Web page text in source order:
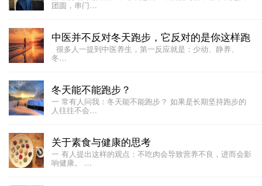
团圆，串门…
中医并不反对冬天跑步，它反对的是你这样跑
很多人一提到中医养生，第一反应就是：少动、静养、
冬…
冬天能不能跑步？
一 常有人问我：冬天能不能跑步？ 如果是长期坚持跑步的
人往往不会…
关于素食与健康的思考
一 有人提出这样的观点：不吃肉会导致营养不良，进而会影
响健康。 …